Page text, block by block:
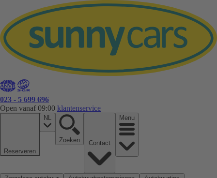
023 - 5 699 696
Open vanaf 09:00 klantenservice
Reserveren
NL
Zoeken
Menu